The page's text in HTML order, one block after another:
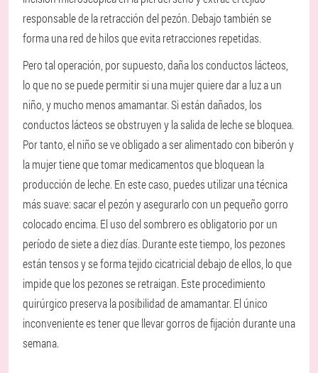
responsable de la retracción del pezón. Debajo también se
forma una red de hilos que evita retracciones repetidas.
Pero tal operación, por supuesto, daña los conductos lácteos,
lo que no se puede permitir si una mujer quiere dar a luz a un
niño, y mucho menos amamantar. Si están dañados, los
conductos lácteos se obstruyen y la salida de leche se bloquea.
Por tanto, el niño se ve obligado a ser alimentado con biberón y
la mujer tiene que tomar medicamentos que bloquean la
producción de leche. En este caso, puedes utilizar una técnica
más suave: sacar el pezón y asegurarlo con un pequeño gorro
colocado encima. El uso del sombrero es obligatorio por un
período de siete a diez días. Durante este tiempo, los pezones
están tensos y se forma tejido cicatricial debajo de ellos, lo que
impide que los pezones se retraigan. Este procedimiento
quirúrgico preserva la posibilidad de amamantar. El único
inconveniente es tener que llevar gorros de fijación durante una
semana.